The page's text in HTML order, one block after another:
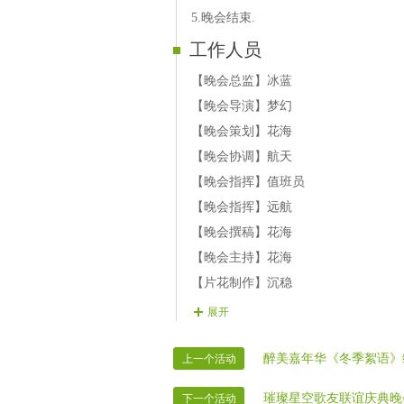
15.冰花 歌曲《桃花红杏花白》《金达
5.晚会结束.
工作人员
【晚会总监】冰蓝
【晚会导演】梦幻
【晚会策划】花海
【晚会协调】航天
【晚会指挥】值班员
【晚会指挥】远航
【晚会撰稿】花海
【晚会主持】花海
【片花制作】沉稳
【片花制作】航天
【片花制作】冰山
【晚会广播】航天
展开
上一个活动 醉美嘉年华《冬季絮语
下一个活动 璀璨星空歌友联谊庆典